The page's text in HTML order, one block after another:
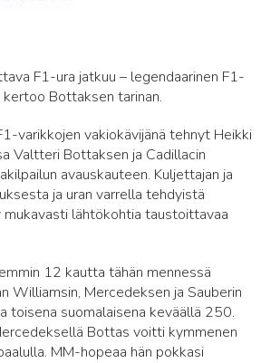
F1-ura jatkuu – legendaarinen F1-
Bottaksen tarinan.
varikkojen vakiokävijänä tehnyt Heikki
Valtteri Bottaksen ja Cadillacin
avauskauteen. Kuljettajan ja
ja uran varrella tehdyistä
lähtökohtia taustoittavaa
12 kautta tähän mennessä
Williamsin, Mercedeksen ja Sauberin
toisena suomalaisena keväällä 250.
Bottas voitti kymmenen
MM-hopeaa hän pokkasi